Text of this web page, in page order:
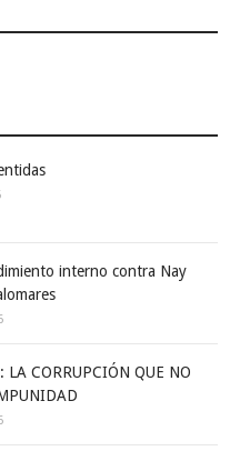
interno contra Nay
LA CORRUPCIÓN QUE NO